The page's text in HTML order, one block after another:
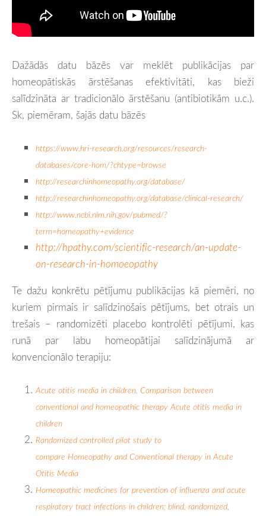
Dažādās datu bāzēs var meklēt publikācijas par
homeopātiskās ārstēšanas efektivitāti, kas bieži
salīdzināta ar tradicionālo ārstēšanu (antibiotikām u.c.).
Sk, piemēram, šajās datu bāzēs
https://www.hri-research.org/resources/research-
databases/core-hom/?chtype=browse
http://researchinhomeopathy.org/database/
http://researchinhomeopathy.org/database/clinical-research/
http://www.ncbi.nlm.nih.gov/pubmed/?
term=homeopathy+evidence
http://hpathy.com/scientific-research/an-update-
on-research-in-homoeopathy
Te dažu konkrētu pētījumu publikācijas kā piemēri, no
kuriem pirmais ir salīdzinošais pētījums, bet otrais un
trešais – randomizēti placebo kontrolēti pētījumi, kas
runā par labu homeopātijai salīdzinājumā ar
konvencionālo terapiju:
Acute otitis media in children. Comparison between
conventional and homeopathic therapy Acute otitis media in
children
Randomized controlled pilot study to
compare Homeopathy and Conventional therapy in Acute
Otitis Media
Homeopathic medicines for prevention of influenza and acute
respiratory tract infections in children: blind, randomized,